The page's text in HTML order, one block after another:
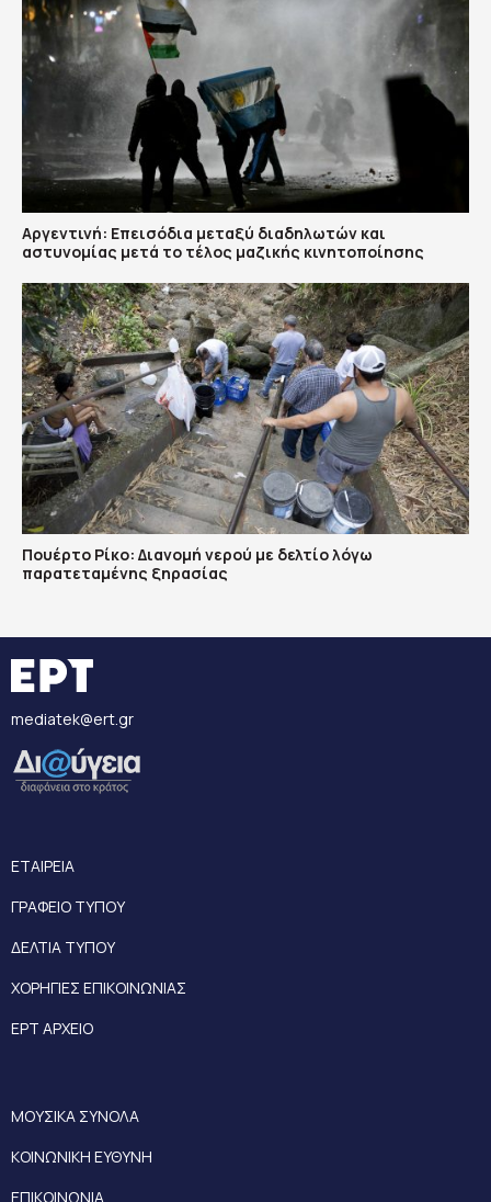
Αργεντινή: Επεισόδια μεταξύ διαδηλωτών και
αστυνομίας μετά το τέλος μαζικής κινητοποίησης
Πουέρτο Ρίκο: Διανομή νερού με δελτίο λόγω
παρατεταμένης ξηρασίας
mediatek@ert.gr
ΕΤΑΙΡΕΙΑ
ΓΡΑΦΕΙΟ ΤΥΠΟΥ
ΔΕΛΤΙΑ ΤΥΠΟΥ
ΧΟΡΗΓΙΕΣ ΕΠΙΚΟΙΝΩΝΙΑΣ
ΕΡΤ ΑΡΧΕΙΟ
ΜΟΥΣΙΚΑ ΣΥΝΟΛΑ
ΚΟΙΝΩΝΙΚΗ ΕΥΘΥΝΗ
ΕΠΙΚΟΙΝΩΝΙΑ